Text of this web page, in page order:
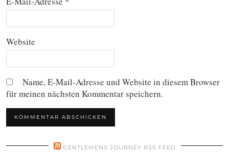
Website
Name, E-Mail-Adresse und Website in diesem Browser
für meinen nächsten Kommentar speichern.
GENTLEMENS JOURNEY RSS FEED